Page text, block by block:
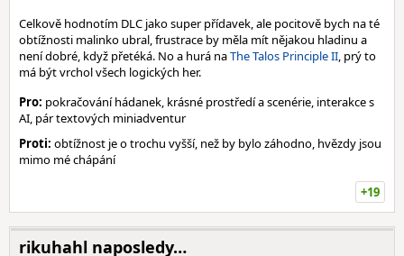
Celkově hodnotím DLC jako super přídavek, ale pocitově bych na té
obtížnosti malinko ubral, frustrace by měla mít nějakou hladinu a
není dobré, když přetéká. No a hurá naThe Talos Principle II, prý to
má být vrchol všech logických her.
Pro: pokračování hádanek, krásné prostředí a scenérie, interakce s
AI, pár textových miniadventur
Proti: obtížnost je o trochu vyšší, než by bylo záhodno, hvězdy jsou
mimo mé chápání
+19
rikuhahl naposledy…